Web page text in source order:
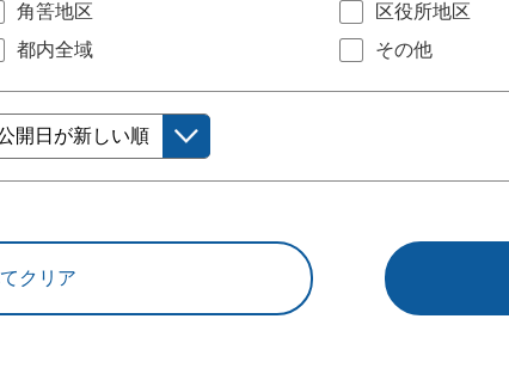
角筈地区
区役所地区
都内全域
その他